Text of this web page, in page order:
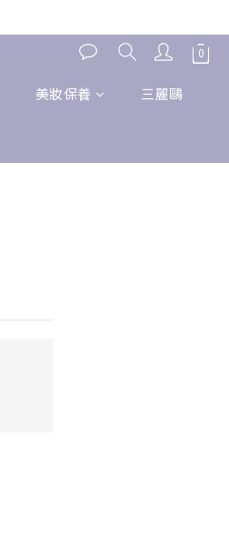
美妝保養 三麗鷗